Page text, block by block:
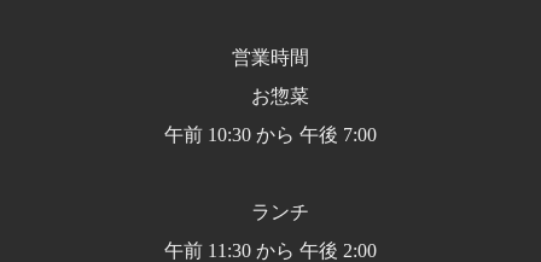
営業時間
お惣菜
午前 10:30 から 午後 7:00
ランチ
午前 11:30 から 午後 2:00